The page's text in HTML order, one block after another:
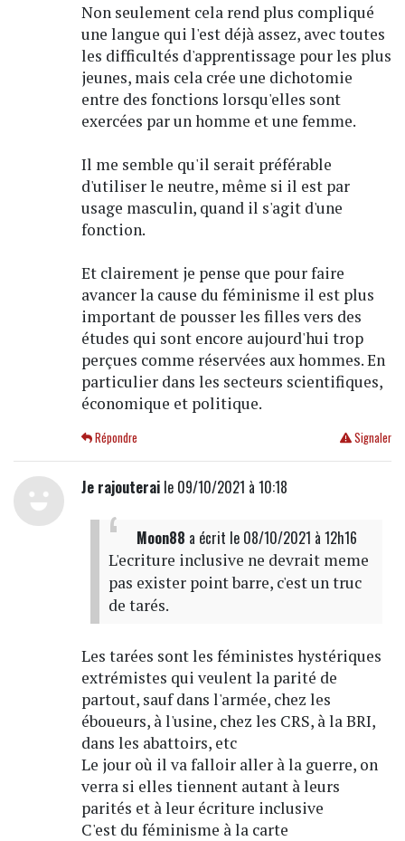
Non seulement cela rend plus compliqué
une langue qui l'est déjà assez, avec toutes
les difficultés d'apprentissage pour les plus
jeunes, mais cela crée une dichotomie
entre des fonctions lorsqu'elles sont
exercées par un homme et une femme.
Il me semble qu'il serait préférable
d'utiliser le neutre, même si il est par
usage masculin, quand il s'agit d'une
fonction.
Et clairement je pense que pour faire
avancer la cause du féminisme il est plus
important de pousser les filles vers des
études qui sont encore aujourd'hui trop
perçues comme réservées aux hommes. En
particulier dans les secteurs scientifiques,
économique et politique.
Signaler
Répondre
Je rajouteraile 09/10/2021 à 10:18
Moon88 a écrit le 08/10/2021 à 12h16
L'ecriture inclusive ne devrait meme
pas exister point barre, c'est un truc
de tarés.
Les tarées sont les féministes hystériques
extrémistes qui veulent la parité de
partout, sauf dans l'armée, chez les
éboueurs, à l'usine, chez les CRS, à la BRI,
dans les abattoirs, etc
Le jour où il va falloir aller à la guerre, on
verra si elles tiennent autant à leurs
parités et à leur écriture inclusive
C'est du féminisme à la carte